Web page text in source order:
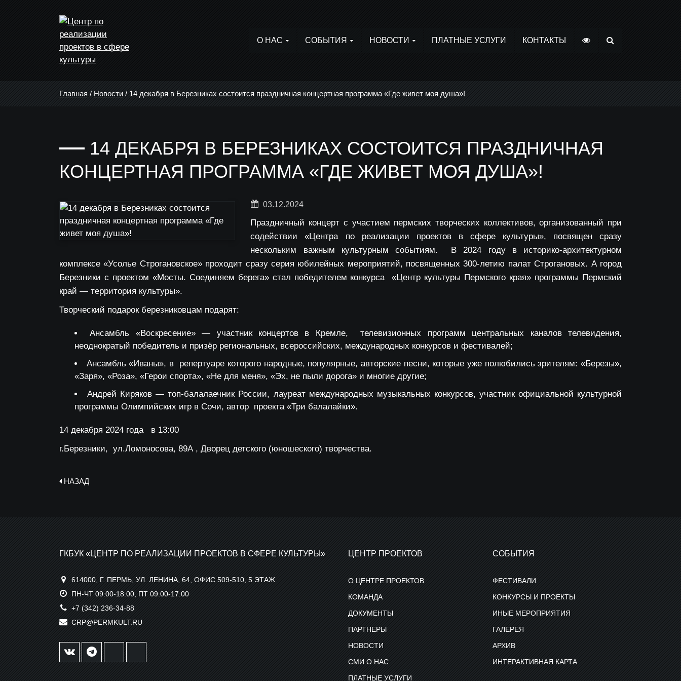
О НАС СОБЫТИЯ НОВОСТИ ПЛАТНЫЕ УСЛУГИ КОНТАКТЫ
Главная / Новости / 14 декабря в Березниках состоится праздничная концертная программа «Где живет моя душа»!
14 ДЕКАБРЯ В БЕРЕЗНИКАХ СОСТОИТСЯ ПРАЗДНИЧНАЯ
КОНЦЕРТНАЯ ПРОГРАММА «ГДЕ ЖИВЕТ МОЯ ДУША»!
03.12.2024
Праздничный концерт с участием пермских творческих коллективов, организованный при
содействии «Центра по реализации проектов в сфере культуры», посвящен сразу
нескольким важным культурным событиям. В 2024 году в историко-архитектурном
комплексе «Усолье Строгановское» проходит сразу серия юбилейных мероприятий, посвященных 300-летию палат Строгановых. А город
Березники с проектом «Мосты. Соединяем берега» стал победителем конкурса «Центр культуры Пермского края» программы Пермский
край — территория культуры».
Творческий подарок березниковцам подарят:
Ансамбль «Воскресение» — участник концертов в Кремле, телевизионных программ центральных каналов телевидения,
неоднократый победитель и призёр региональных, всероссийских, международных конкурсов и фестивалей;
Ансамбль «Иваны», в репертуаре которого народные, популярные, авторские песни, которые уже полюбились зрителям: «Березы»,
«Заря», «Роза», «Герои спорта», «Не для меня», «Эх, не пыли дорога» и многие другие;
Андрей Киряков — топ-балалаечник России, лауреат международных музыкальных конкурсов, участник официальной культурной
программы Олимпийских игр в Сочи, автор проекта «Три балалайки».
14 декабря 2024 года в 13:00
г.Березники, ул.Ломоносова, 89А , Дворец детского (юношеского) творчества.
НАЗАД
ГКБУК «ЦЕНТР ПО РЕАЛИЗАЦИИ ПРОЕКТОВ В СФЕРЕ КУЛЬТУРЫ»
614000, Г. ПЕРМЬ, УЛ. ЛЕНИНА, 64, ОФИС 509-510, 5 ЭТАЖ
ПН-ЧТ 09:00-18:00, ПТ 09:00-17:00
+7 (342) 236-34-88
CRP@PERMKULT.RU
ЦЕНТР ПРОЕКТОВ
О ЦЕНТРЕ ПРОЕКТОВ
КОМАНДА
ДОКУМЕНТЫ
ПАРТНЕРЫ
НОВОСТИ
СМИ О НАС
ПЛАТНЫЕ УСЛУГИ
СОБЫТИЯ
ФЕСТИВАЛИ
КОНКУРСЫ И ПРОЕКТЫ
ИНЫЕ МЕРОПРИЯТИЯ
ГАЛЕРЕЯ
АРХИВ
ИНТЕРАКТИВНАЯ КАРТА